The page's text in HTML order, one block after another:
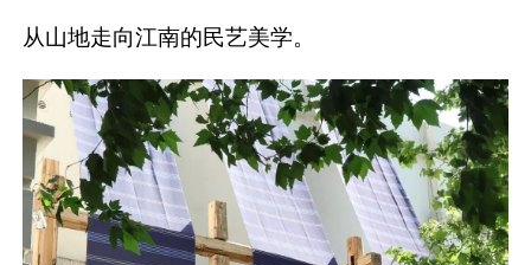
从山地走向江南的民艺美学。